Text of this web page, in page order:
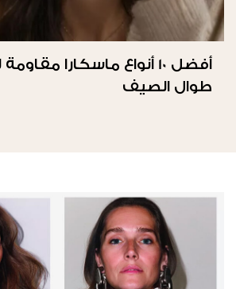
أفضل 10 أنواع ماسكارا
طوال الصيف